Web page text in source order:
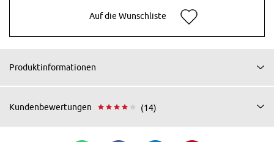
Auf die Wunschliste
Produktinformationen
Kundenbewertungen (14)